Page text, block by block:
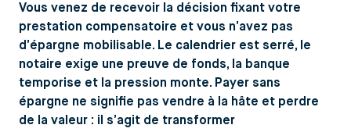
Vous venez de recevoir la décision fixant votre
prestation compensatoire et vous n’avez pas
d’épargne mobilisable. Le calendrier est serré, le
notaire exige une preuve de fonds, la banque
temporise et la pression monte. Payer sans
épargne ne signifie pas vendre à la hâte et perdre
de la valeur : il s’agit de transformer